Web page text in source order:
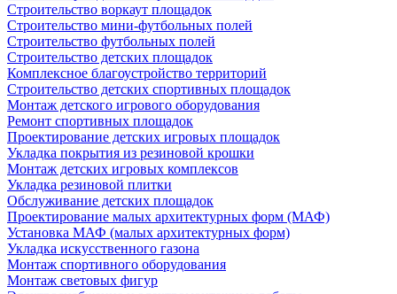
Строительство воркаут площадок
Строительство мини-футбольных полей
Строительство футбольных полей
Строительство детских площадок
Комплексное благоустройство территорий
Строительство детских спортивных площадок
Монтаж детского игрового оборудования
Ремонт спортивных площадок
Проектирование детских игровых площадок
Укладка покрытия из резиновой крошки
Монтаж детских игровых комплексов
Укладка резиновой плитки
Обслуживание детских площадок
Проектирование малых архитектурных форм (МАФ)
Установка МАФ (малых архитектурных форм)
Укладка искусственного газона
Монтаж спортивного оборудования
Монтаж световых фигур